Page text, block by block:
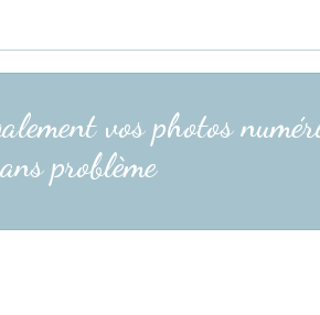
vos photos
problème